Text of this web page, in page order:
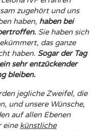
zugehört und uns
haben, haben bei
Sie haben sich
das ganze
haben. Sogar der Tag
sehr entzückender
bleiben.
jegliche Zweifel, die
und unsere Wünsche,
auf allen Ebenen
eine künstliche